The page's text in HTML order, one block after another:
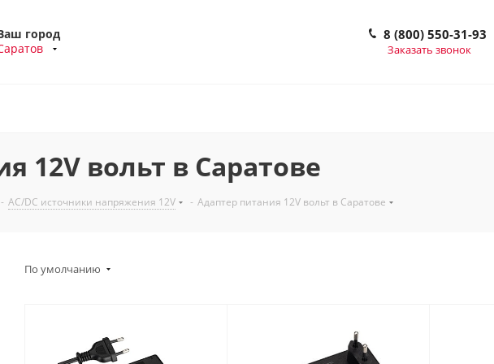
город
8 (800) 550-31-93
Заказать звонок
12V вольт в Саратове
- AC/DC источники напряжения 12V - Адаптер питания 12V вольт в Саратове
По умолчанию